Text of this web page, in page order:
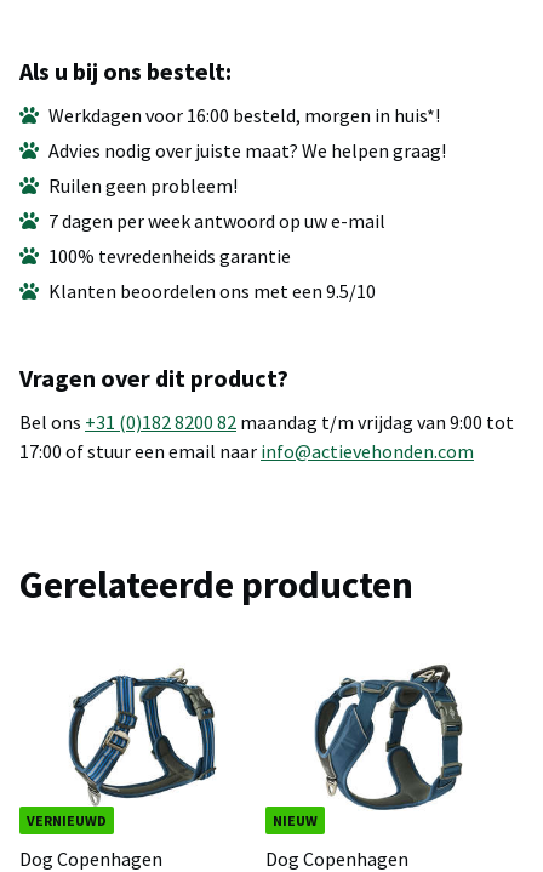
Als u bij ons bestelt:
Werkdagen voor 16:00 besteld, morgen in huis*!
Advies nodig over juiste maat? We helpen graag!
Ruilen geen probleem!
7 dagen per week antwoord op uw e-mail
100% tevredenheids garantie
Klanten beoordelen ons met een 9.5/10
Vragen over dit product?
Bel ons +31 (0)182 8200 82 maandag t/m vrijdag van 9:00 tot
17:00 of stuur een email naar info@actievehonden.com
Gerelateerde producten
VERNIEUWD
Dog Copenhagen
NIEUW
Dog Copenhagen